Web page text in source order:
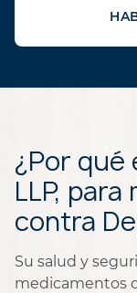
¿Por qué
LLP,
contra
Su salud y
medicamentos